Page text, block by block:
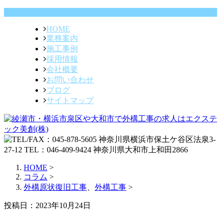
HOME
業務案内
施工事例
採用情報
会社概要
お問い合わせ
ブログ
サイトマップ
HOME >
コラム >
外構原状復旧工事
外構工事 >
投稿日：2023年10月24日